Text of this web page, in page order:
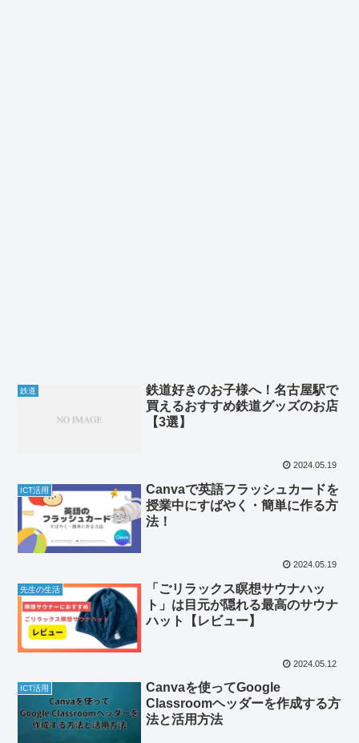
鉄道
鉄道好きのお子様へ！名古屋駅で
買えるおすすめ鉄道グッズのお店
【3選】
2024.05.19
ICT活用
Canvaで英語フラッシュカードを
授業中にすばやく・簡単に作る方
法！
2024.05.19
先生の生活
「ごリラックス瞑想サウナハッ
ト」は目元が隠れる最高のサウナ
ハット【レビュー】
2024.05.12
ICT活用
Canvaを使ってGoogle
Classroomヘッダーを作成する方
法と活用方法